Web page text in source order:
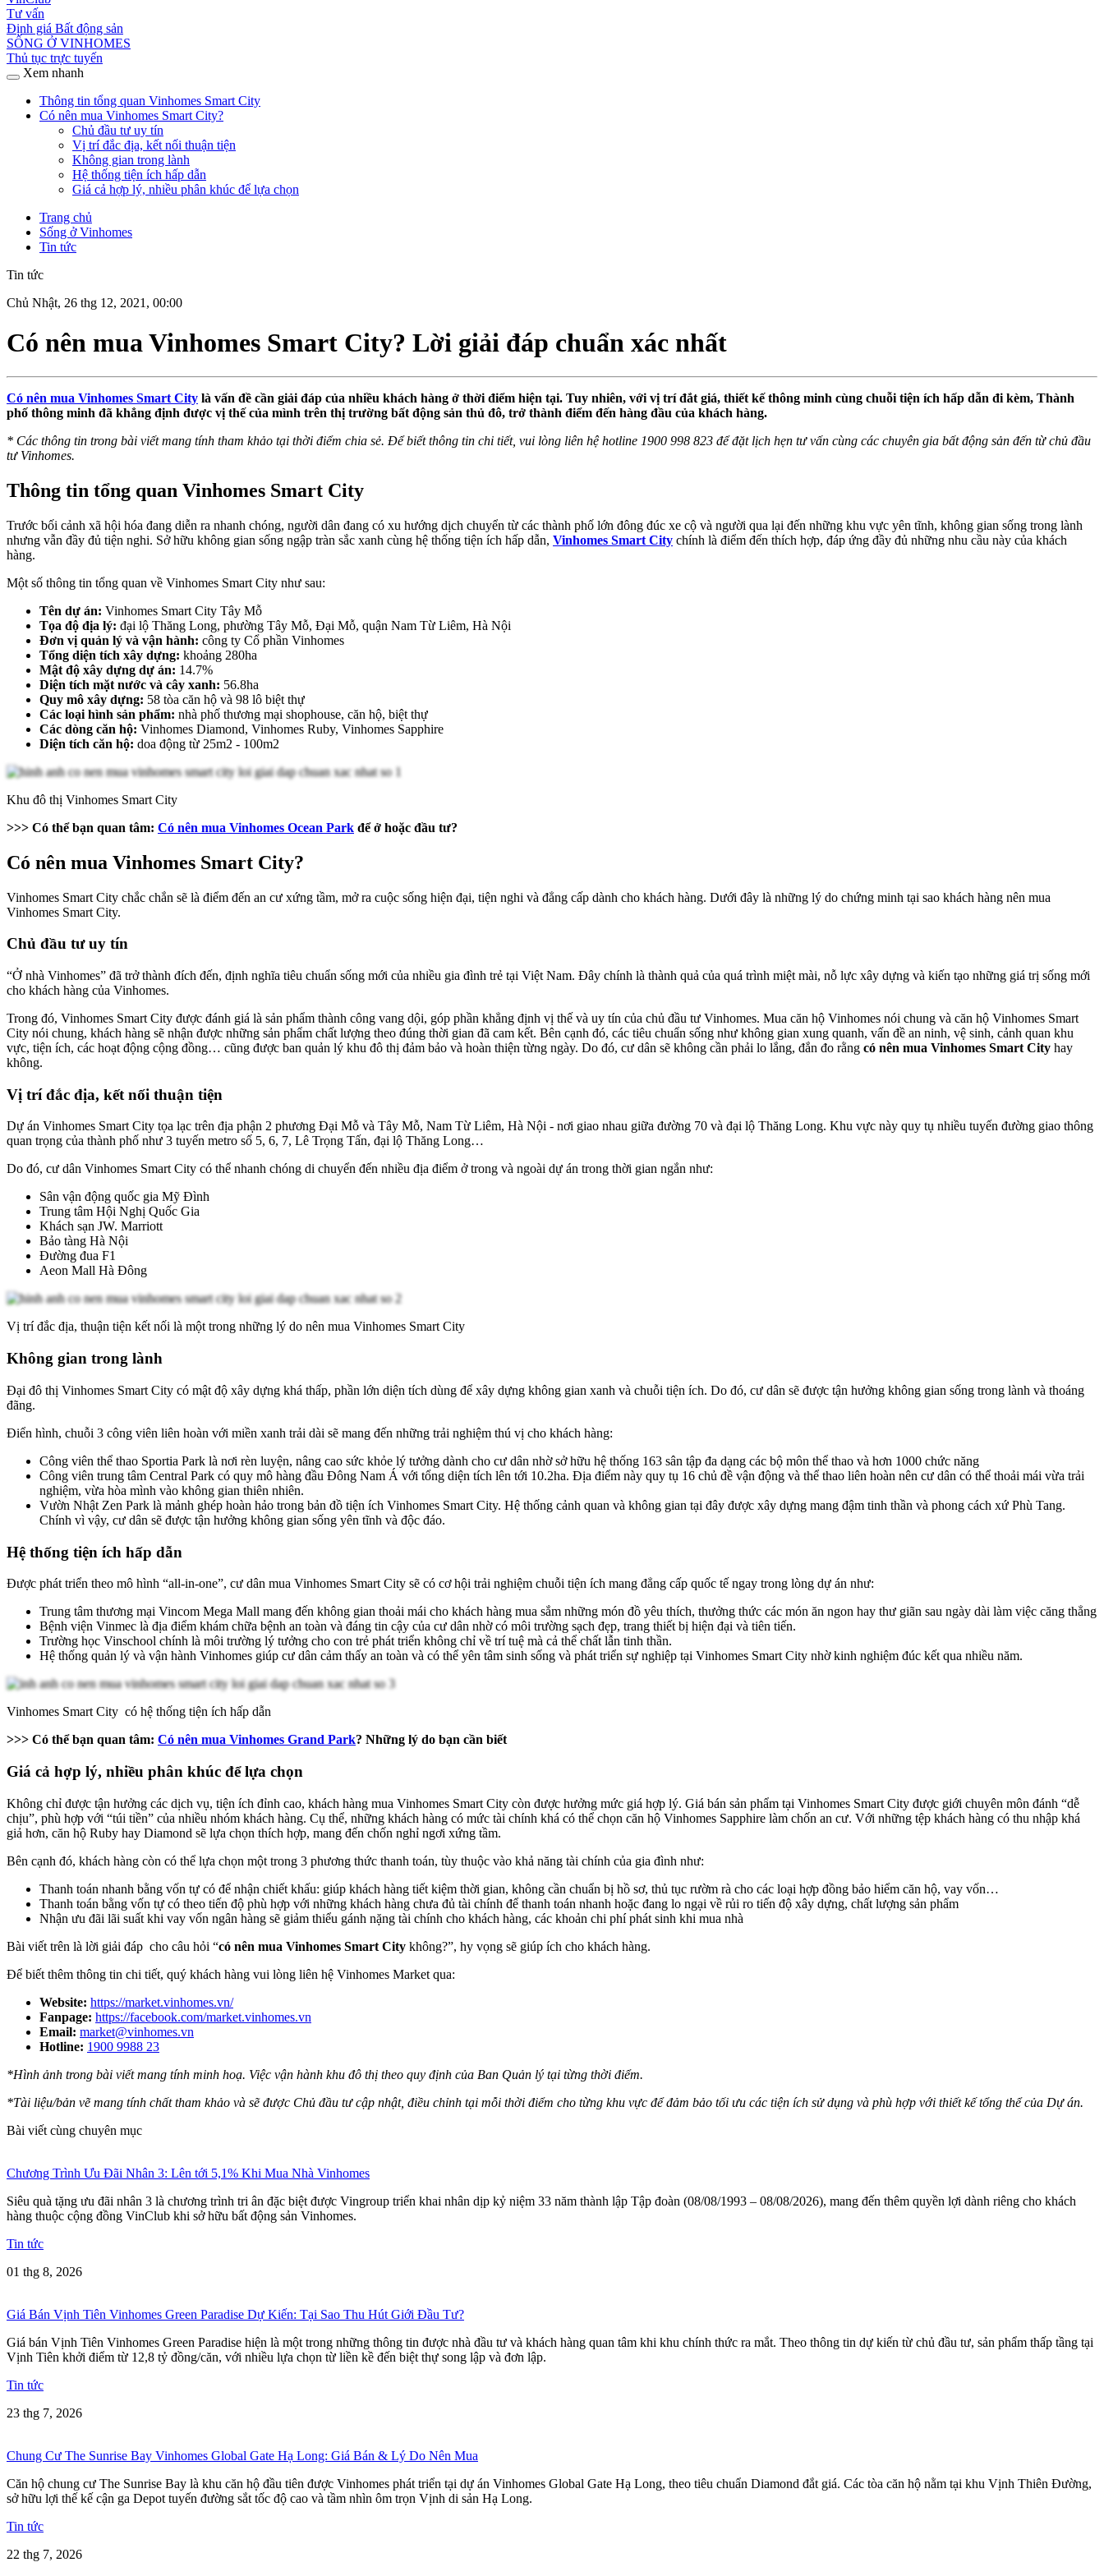
Tư vấn
Định giá Bất động sản
SỐNG Ở VINHOMES
Thủ tục trực tuyến
Xem nhanh
Thông tin tổng quan Vinhomes Smart City
Có nên mua Vinhomes Smart City?
Chủ đầu tư uy tín
Vị trí đắc địa, kết nối thuận tiện
Không gian trong lành
Hệ thống tiện ích hấp dẫn
Giá cả hợp lý, nhiều phân khúc để lựa chọn
Trang chủ
Sống ở Vinhomes
Tin tức
Tin tức
Chủ Nhật, 26 thg 12, 2021, 00:00
Có nên mua Vinhomes Smart City? Lời giải đáp chuẩn xác nhất
Có nên mua Vinhomes Smart City là vấn đề cần giải đáp của nhiều khách hàng ở thời điểm hiện tại. Tuy nhiên, với vị trí đắt giá, thiết kế thông minh cùng chuỗi tiện ích hấp dẫn đi kèm, Thành
phố thông minh đã khẳng định được vị thế của mình trên thị trường bất động sản thủ đô, trở thành điểm đến hàng đầu của khách hàng.
* Các thông tin trong bài viết mang tính tham khảo tại thời điểm chia sẻ. Để biết thông tin chi tiết, vui lòng liên hệ hotline 1900 998 823 để đặt lịch hẹn tư vấn cùng các chuyên gia bất động sản đến từ chủ đầu
tư Vinhomes.
Thông tin tổng quan Vinhomes Smart City
Trước bối cảnh xã hội hóa đang diễn ra nhanh chóng, người dân đang có xu hướng dịch chuyển từ các thành phố lớn đông đúc xe cộ và người qua lại đến những khu vực yên tĩnh, không gian sống trong lành
nhưng vẫn đầy đủ tiện nghi. Sở hữu không gian sống ngập tràn sắc xanh cùng hệ thống tiện ích hấp dẫn, Vinhomes Smart City chính là điểm đến thích hợp, đáp ứng đầy đủ những nhu cầu này của khách
hàng.
Một số thông tin tổng quan về Vinhomes Smart City như sau:
Tên dự án: Vinhomes Smart City Tây Mỗ
Tọa độ địa lý: đại lộ Thăng Long, phường Tây Mỗ, Đại Mỗ, quận Nam Từ Liêm, Hà Nội
Đơn vị quản lý và vận hành: công ty Cổ phần Vinhomes
Tổng diện tích xây dựng: khoảng 280ha
Mật độ xây dựng dự án: 14.7%
Diện tích mặt nước và cây xanh: 56.8ha
Quy mô xây dựng: 58 tòa căn hộ và 98 lô biệt thự
Các loại hình sản phẩm: nhà phố thương mại shophouse, căn hộ, biệt thự
Các dòng căn hộ: Vinhomes Diamond, Vinhomes Ruby, Vinhomes Sapphire
Diện tích căn hộ: doa động từ 25m2 - 100m2
Khu đô thị Vinhomes Smart City
>>> Có thể bạn quan tâm: Có nên mua Vinhomes Ocean Park để ở hoặc đầu tư?
Có nên mua Vinhomes Smart City?
Vinhomes Smart City chắc chắn sẽ là điểm đến an cư xứng tầm, mở ra cuộc sống hiện đại, tiện nghi và đẳng cấp dành cho khách hàng. Dưới đây là những lý do chứng minh tại sao khách hàng nên mua
Vinhomes Smart City.
Chủ đầu tư uy tín
“Ở nhà Vinhomes” đã trở thành đích đến, định nghĩa tiêu chuẩn sống mới của nhiều gia đình trẻ tại Việt Nam. Đây chính là thành quả của quá trình miệt mài, nỗ lực xây dựng và kiến tạo những giá trị sống mới
cho khách hàng của Vinhomes.
Trong đó, Vinhomes Smart City được đánh giá là sản phẩm thành công vang dội, góp phần khẳng định vị thế và uy tín của chủ đầu tư Vinhomes. Mua căn hộ Vinhomes nói chung và căn hộ Vinhomes Smart
City nói chung, khách hàng sẽ nhận được những sản phẩm chất lượng theo đúng thời gian đã cam kết. Bên cạnh đó, các tiêu chuẩn sống như không gian xung quanh, vấn đề an ninh, vệ sinh, cảnh quan khu
vực, tiện ích, các hoạt động cộng đồng… cũng được ban quản lý khu đô thị đảm bảo và hoàn thiện từng ngày. Do đó, cư dân sẽ không cần phải lo lắng, đắn đo rằng có nên mua Vinhomes Smart City hay
không.
Vị trí đắc địa, kết nối thuận tiện
Dự án Vinhomes Smart City tọa lạc trên địa phận 2 phương Đại Mỗ và Tây Mỗ, Nam Từ Liêm, Hà Nội - nơi giao nhau giữa đường 70 và đại lộ Thăng Long. Khu vực này quy tụ nhiều tuyến đường giao thông
quan trọng của thành phố như 3 tuyến metro số 5, 6, 7, Lê Trọng Tấn, đại lộ Thăng Long…
Do đó, cư dân Vinhomes Smart City có thể nhanh chóng di chuyển đến nhiều địa điểm ở trong và ngoài dự án trong thời gian ngắn như:
Sân vận động quốc gia Mỹ Đình
Trung tâm Hội Nghị Quốc Gia
Khách sạn JW. Marriott
Bảo tàng Hà Nội
Đường đua F1
Aeon Mall Hà Đông
Vị trí đắc địa, thuận tiện kết nối là một trong những lý do nên mua Vinhomes Smart City
Không gian trong lành
Đại đô thị Vinhomes Smart City có mật độ xây dựng khá thấp, phần lớn diện tích dùng để xây dựng không gian xanh và chuỗi tiện ích. Do đó, cư dân sẽ được tận hưởng không gian sống trong lành và thoáng
đãng.
Điển hình, chuỗi 3 công viên liên hoàn với miền xanh trải dài sẽ mang đến những trải nghiệm thú vị cho khách hàng:
Công viên thể thao Sportia Park là nơi rèn luyện, nâng cao sức khỏe lý tưởng dành cho cư dân nhờ sở hữu hệ thống 163 sân tập đa dạng các bộ môn thể thao và hơn 1000 chức năng
Công viên trung tâm Central Park có quy mô hàng đầu Đông Nam Á với tổng diện tích lên tới 10.2ha. Địa điểm này quy tụ 16 chủ đề vận động và thể thao liên hoàn nên cư dân có thể thoải mái vừa trải
nghiệm, vừa hòa mình vào không gian thiên nhiên.
Vườn Nhật Zen Park là mảnh ghép hoàn hảo trong bản đồ tiện ích Vinhomes Smart City. Hệ thống cảnh quan và không gian tại đây được xây dựng mang đậm tinh thần và phong cách xứ Phù Tang.
Chính vì vậy, cư dân sẽ được tận hưởng không gian sống yên tĩnh và độc đáo.
Hệ thống tiện ích hấp dẫn
Được phát triển theo mô hình “all-in-one”, cư dân mua Vinhomes Smart City sẽ có cơ hội trải nghiệm chuỗi tiện ích mang đẳng cấp quốc tế ngay trong lòng dự án như:
Trung tâm thương mại Vincom Mega Mall mang đến không gian thoải mái cho khách hàng mua sắm những món đồ yêu thích, thưởng thức các món ăn ngon hay thư giãn sau ngày dài làm việc căng thẳng
Bệnh viện Vinmec là địa điểm khám chữa bệnh an toàn và đáng tin cậy của cư dân nhờ có môi trường sạch đẹp, trang thiết bị hiện đại và tiên tiến.
Trường học Vinschool chính là môi trường lý tưởng cho con trẻ phát triển không chỉ về trí tuệ mà cả thể chất lẫn tinh thần.
Hệ thống quản lý và vận hành Vinhomes giúp cư dân cảm thấy an toàn và có thể yên tâm sinh sống và phát triển sự nghiệp tại Vinhomes Smart City nhờ kinh nghiệm đúc kết qua nhiều năm.
Vinhomes Smart City có hệ thống tiện ích hấp dẫn
>>> Có thể bạn quan tâm: Có nên mua Vinhomes Grand Park? Những lý do bạn cần biết
Giá cả hợp lý, nhiều phân khúc để lựa chọn
Không chỉ được tận hưởng các dịch vụ, tiện ích đỉnh cao, khách hàng mua Vinhomes Smart City còn được hưởng mức giá hợp lý. Giá bán sản phẩm tại Vinhomes Smart City được giới chuyên môn đánh “dễ
chịu”, phù hợp với “túi tiền” của nhiều nhóm khách hàng. Cụ thể, những khách hàng có mức tài chính khá có thể chọn căn hộ Vinhomes Sapphire làm chốn an cư. Với những tệp khách hàng có thu nhập khá
giả hơn, căn hộ Ruby hay Diamond sẽ lựa chọn thích hợp, mang đến chốn nghỉ ngơi xứng tầm.
Bên cạnh đó, khách hàng còn có thể lựa chọn một trong 3 phương thức thanh toán, tùy thuộc vào khả năng tài chính của gia đình như:
Thanh toán nhanh bằng vốn tự có để nhận chiết khấu: giúp khách hàng tiết kiệm thời gian, không cần chuẩn bị hồ sơ, thủ tục rườm rà cho các loại hợp đồng bảo hiểm căn hộ, vay vốn…
Thanh toán bằng vốn tự có theo tiến độ phù hợp với những khách hàng chưa đủ tài chính để thanh toán nhanh hoặc đang lo ngại về rủi ro tiến độ xây dựng, chất lượng sản phẩm
Nhận ưu đãi lãi suất khi vay vốn ngân hàng sẽ giảm thiểu gánh nặng tài chính cho khách hàng, các khoản chi phí phát sinh khi mua nhà
Bài viết trên là lời giải đáp cho câu hỏi “có nên mua Vinhomes Smart City không?”, hy vọng sẽ giúp ích cho khách hàng.
Để biết thêm thông tin chi tiết, quý khách hàng vui lòng liên hệ Vinhomes Market qua:
Website: https://market.vinhomes.vn/
Fanpage: https://facebook.com/market.vinhomes.vn
Email: market@vinhomes.vn
Hotline: 1900 9988 23
*Hình ảnh trong bài viết mang tính minh hoạ. Việc vận hành khu đô thị theo quy định của Ban Quản lý tại từng thời điểm.
*Tài liệu/bản vẽ mang tính chất tham khảo và sẽ được Chủ đầu tư cập nhật, điều chỉnh tại mỗi thời điểm cho từng khu vực để đảm bảo tối ưu các tiện ích sử dụng và phù hợp với thiết kế tổng thể của Dự án.
Bài viết cùng chuyên mục
Chương Trình Ưu Đãi Nhân 3: Lên tới 5,1% Khi Mua Nhà Vinhomes
Siêu quà tặng ưu đãi nhân 3 là chương trình tri ân đặc biệt được Vingroup triển khai nhân dịp kỷ niệm 33 năm thành lập Tập đoàn (08/08/1993 – 08/08/2026), mang đến thêm quyền lợi dành riêng cho khách
hàng thuộc cộng đồng VinClub khi sở hữu bất động sản Vinhomes.
Tin tức
01 thg 8, 2026
Giá Bán Vịnh Tiên Vinhomes Green Paradise Dự Kiến: Tại Sao Thu Hút Giới Đầu Tư?
Giá bán Vịnh Tiên Vinhomes Green Paradise hiện là một trong những thông tin được nhà đầu tư và khách hàng quan tâm khi khu chính thức ra mắt. Theo thông tin dự kiến từ chủ đầu tư, sản phẩm thấp tầng tại
Vịnh Tiên khởi điểm từ 12,8 tỷ đồng/căn, với nhiều lựa chọn từ liền kề đến biệt thự song lập và đơn lập.
Tin tức
23 thg 7, 2026
Chung Cư The Sunrise Bay Vinhomes Global Gate Hạ Long: Giá Bán & Lý Do Nên Mua
Căn hộ chung cư The Sunrise Bay là khu căn hộ đầu tiên được Vinhomes phát triển tại dự án Vinhomes Global Gate Hạ Long, theo tiêu chuẩn Diamond đắt giá. Các tòa căn hộ nằm tại khu Vịnh Thiên Đường,
sở hữu lợi thế kế cận ga Depot tuyến đường sắt tốc độ cao và tầm nhìn ôm trọn Vịnh di sản Hạ Long.
Tin tức
22 thg 7, 2026